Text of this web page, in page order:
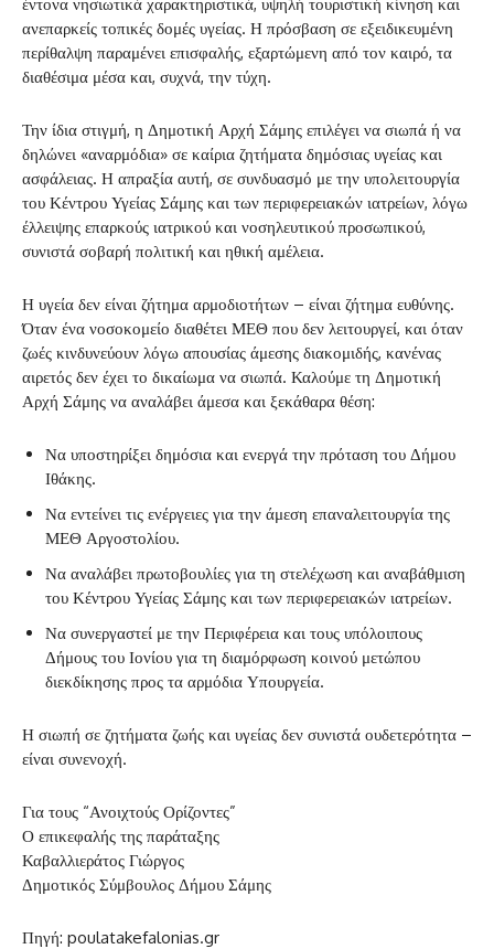
ανεπαρκείς τοπικές δομές υγείας. Η πρόσβαση σε εξειδικευμένη
περίθαλψη παραμένει επισφαλής, εξαρτώμενη από τον καιρό, τα
διαθέσιμα μέσα και, συχνά, την τύχη.
Την ίδια στιγμή, η Δημοτική Αρχή Σάμης επιλέγει να σιωπά ή να
δηλώνει «αναρμόδια» σε καίρια ζητήματα δημόσιας υγείας και
ασφάλειας. Η απραξία αυτή, σε συνδυασμό με την υπολειτουργία
του Κέντρου Υγείας Σάμης και των περιφερειακών ιατρείων, λόγω
έλλειψης επαρκούς ιατρικού και νοσηλευτικού προσωπικού,
συνιστά σοβαρή πολιτική και ηθική αμέλεια.
Η υγεία δεν είναι ζήτημα αρμοδιοτήτων – είναι ζήτημα ευθύνης.
Όταν ένα νοσοκομείο διαθέτει ΜΕΘ που δεν λειτουργεί, και όταν
ζωές κινδυνεύουν λόγω απουσίας άμεσης διακομιδής, κανένας
αιρετός δεν έχει το δικαίωμα να σιωπά. Καλούμε τη Δημοτική
Αρχή Σάμης να αναλάβει άμεσα και ξεκάθαρα θέση:
Να υποστηρίξει δημόσια και ενεργά την πρόταση του Δήμου
Ιθάκης.
Να εντείνει τις ενέργειες για την άμεση επαναλειτουργία της
ΜΕΘ Αργοστολίου.
Να αναλάβει πρωτοβουλίες για τη στελέχωση και αναβάθμιση
του Κέντρου Υγείας Σάμης και των περιφερειακών ιατρείων.
Να συνεργαστεί με την Περιφέρεια και τους υπόλοιπους
Δήμους του Ιονίου για τη διαμόρφωση κοινού μετώπου
διεκδίκησης προς τα αρμόδια Υπουργεία.
Η σιωπή σε ζητήματα ζωής και υγείας δεν συνιστά ουδετερότητα –
είναι συνενοχή.
Για τους “Ανοιχτούς Ορίζοντες”
Ο επικεφαλής της παράταξης
Καβαλλιεράτος Γιώργος
Δημοτικός Σύμβουλος Δήμου Σάμης
Πηγή: poulatakefalonias.gr